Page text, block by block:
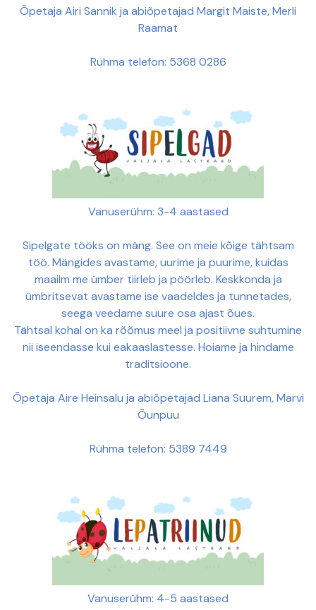
Õpetaja Airi Sannik ja abiõpetajad Margit Maiste, Merli
Raamat
Rühma telefon: 5368 0286
Vanuserühm: 3-4 aastased
Sipelgate tööks on mäng. See on meie kõige tähtsam
töö. Mängides avastame, uurime ja puurime, kuidas
maailm me ümber tiirleb ja pöörleb. Keskkonda ja
ümbritsevat avastame ise vaadeldes ja tunnetades,
seega veedame suure osa ajast õues.
Tähtsal kohal on ka rõõmus meel ja positiivne suhtumine
nii iseendasse kui eakaaslastesse. Hoiame ja hindame
traditsioone.
Õpetaja Aire Heinsalu ja abiõpetajad Liana Suurem, Marvi
Õunpuu
Rühma telefon: 5389 7449
Vanuserühm: 4-5 aastased